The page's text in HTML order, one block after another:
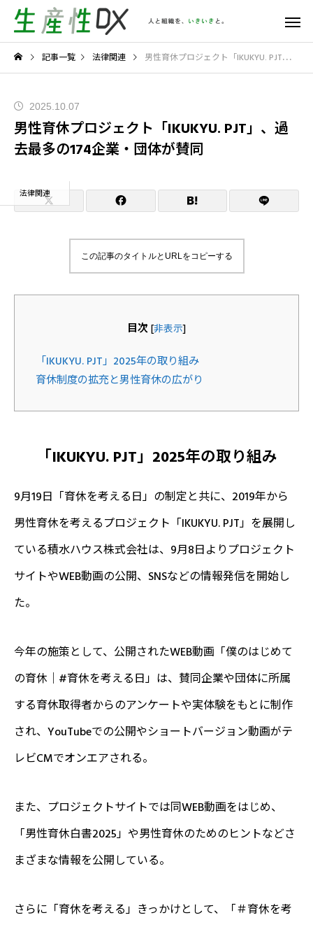
記事一覧 法律関連 男性育休プロジェクト「IKUKYU. PJT」、過去最多の174企業・団体が賛同
2025.10.07
男性育休プロジェクト「IKUKYU. PJT」、過
去最多の174企業・団体が賛同
法律関連
この記事のタイトルとURLをコピーする
目次 [非表示]
「IKUKYU. PJT」2025年の取り組み
育休制度の拡充と男性育休の広がり
「IKUKYU. PJT」2025年の取り組み
9月19日「育休を考える日」の制定と共に、2019年から
男性育休を考えるプロジェクト「IKUKYU. PJT」を展開し
ている積水ハウス株式会社は、9月8日よりプロジェクト
サイトやWEB動画の公開、SNSなどの情報発信を開始し
た。
今年の施策として、公開されたWEB動画「僕のはじめて
の育休｜#育休を考える日」は、賛同企業や団体に所属
する育休取得者からのアンケートや実体験をもとに制作
され、YouTubeでの公開やショートバージョン動画がテ
レビCMでオンエアされる。
また、プロジェクトサイトでは同WEB動画をはじめ、
「男性育休白書2025」や男性育休のためのヒントなどさ
まざまな情報を公開している。
さらに「育休を考える」きっかけとして、「＃育休を考